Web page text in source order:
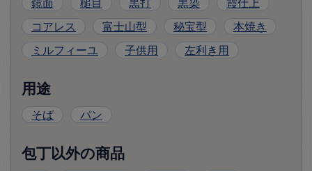
コアレス
富士山型 秘宝型
本焼き
ミルフィーユ
子供用 左利き用
用途
そば パン
包丁以外の商品